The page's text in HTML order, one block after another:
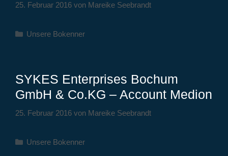
25. Februar 2016 von Mareike Seebrandt
Kategorien
Unsere Bokenner
SYKES Enterprises Bochum
GmbH & Co.KG – Account Medion
25. Februar 2016 von Mareike Seebrandt
Kategorien
Unsere Bokenner